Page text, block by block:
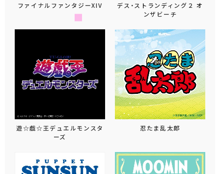
ファイナルファンタジーXIV
デス・ストランディング２ オ
ンザビーチ
遊☆戯☆王デュエルモンスタ
ーズ
忍たま乱太郎